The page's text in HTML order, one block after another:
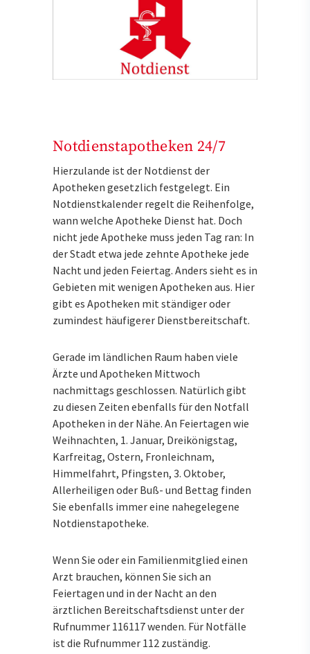
Notdienstapotheken 24/7
Hierzulande ist der Notdienst der
Apotheken gesetzlich festgelegt. Ein
Notdienstkalender regelt die Reihenfolge,
wann welche Apotheke Dienst hat. Doch
nicht jede Apotheke muss jeden Tag ran: In
der Stadt etwa jede zehnte Apotheke jede
Nacht und jeden Feiertag. Anders sieht es in
Gebieten mit wenigen Apotheken aus. Hier
gibt es Apotheken mit ständiger oder
zumindest häufigerer Dienstbereitschaft.
Gerade im ländlichen Raum haben viele
Ärzte und Apotheken Mittwoch
nachmittags geschlossen. Natürlich gibt
zu diesen Zeiten ebenfalls für den Notfall
Apotheken in der Nähe. An Feiertagen wie
Weihnachten, 1. Januar, Dreikönigstag,
Karfreitag, Ostern, Fronleichnam,
Himmelfahrt, Pfingsten, 3. Oktober,
Allerheiligen oder Buß- und Bettag finden
Sie ebenfalls immer eine nahegelegene
Notdienstapotheke.
Wenn Sie oder ein Familienmitglied einen
Arzt brauchen, können Sie sich an
Feiertagen und in der Nacht an den
ärztlichen Bereitschaftsdienst unter der
Rufnummer 116117 wenden. Für Notfälle
ist die Rufnummer 112 zuständig.